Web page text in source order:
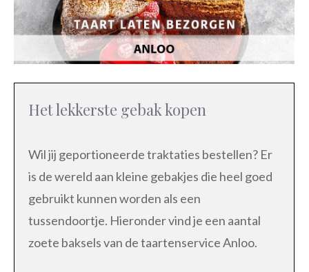
Het lekkerste gebak kopen
Wil jij geportioneerde traktaties bestellen? Er
is de wereld aan kleine gebakjes die heel goed
gebruikt kunnen worden als een
tussendoortje. Hieronder vind je een aantal
zoete baksels van de taartenservice Anloo.